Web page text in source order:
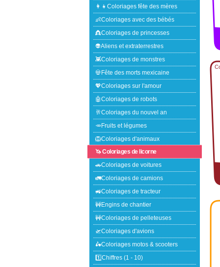
👩‍👧Coloriages fête des mères
👶Coloriages avec des bébés
👸Coloriages de princesses
👽Aliens et extraterrestres
👾Coloriages de monstres
💀Fête des morts mexicaine
💖Coloriages sur l'amour
🤖Coloriages de robots
🥂Coloriages du nouvel an
🥕Fruits et légumes
🦁Coloriages d'animaux
🦄 Coloriages de licorne
🚗Coloriages de voitures
🚛Coloriages de camions
🚜Coloriages de tracteur
🚧Engins de chantier
🚧Coloriages de pelleteuses
🛫Coloriages d'avions
🛵Coloriages motos & scooters
1️⃣Chiffres (1 - 10)